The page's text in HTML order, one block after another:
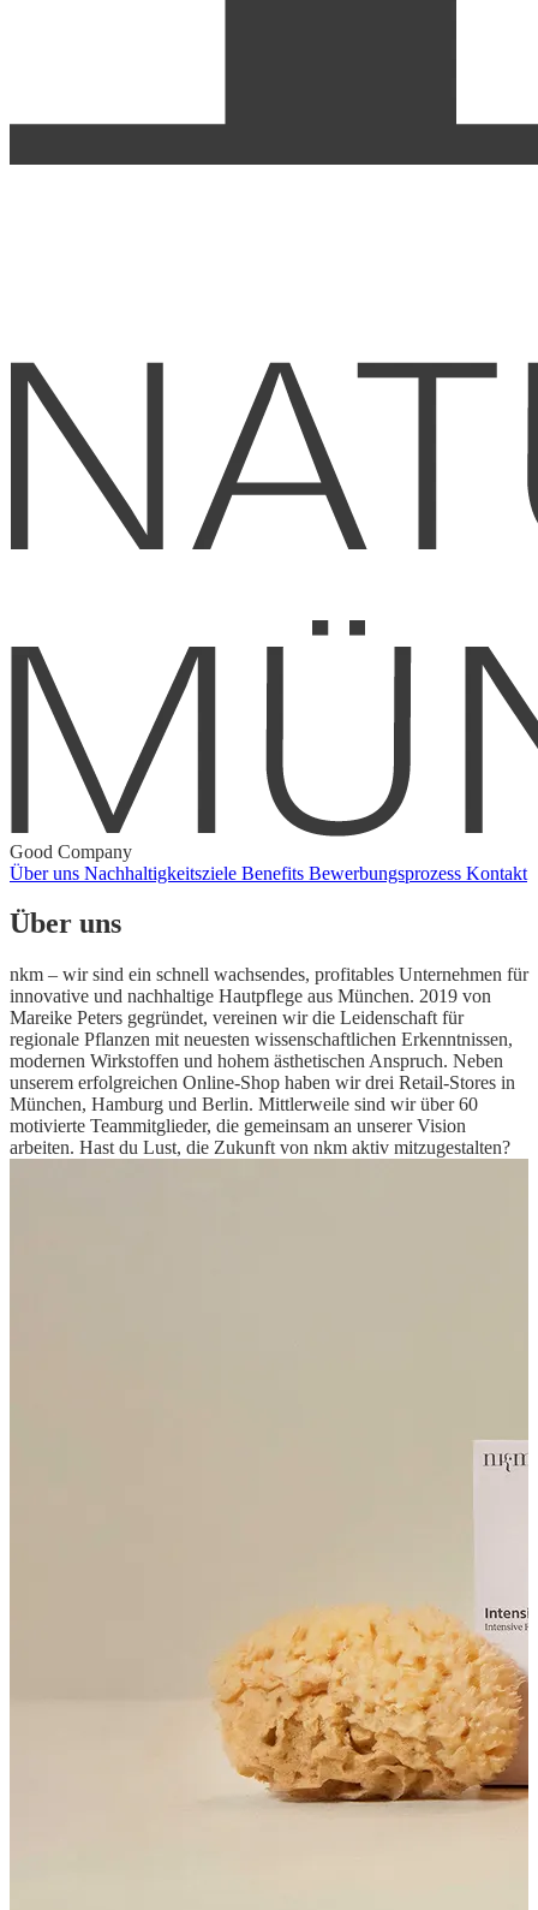
Good Company
Über uns Nachhaltigkeitsziele Benefits Bewerbungsprozess Kontakt
Über uns
nkm – wir sind ein schnell wachsendes, profitables Unternehmen für
innovative und nachhaltige Hautpflege aus München. 2019 von
Mareike Peters gegründet, vereinen wir die Leidenschaft für
regionale Pflanzen mit neuesten wissenschaftlichen Erkenntnissen,
modernen Wirkstoffen und hohem ästhetischen Anspruch. Neben
unserem erfolgreichen Online-Shop haben wir drei Retail-Stores in
München, Hamburg und Berlin. Mittlerweile sind wir über 60
motivierte Teammitglieder, die gemeinsam an unserer Vision
arbeiten. Hast du Lust, die Zukunft von nkm aktiv mitzugestalten?